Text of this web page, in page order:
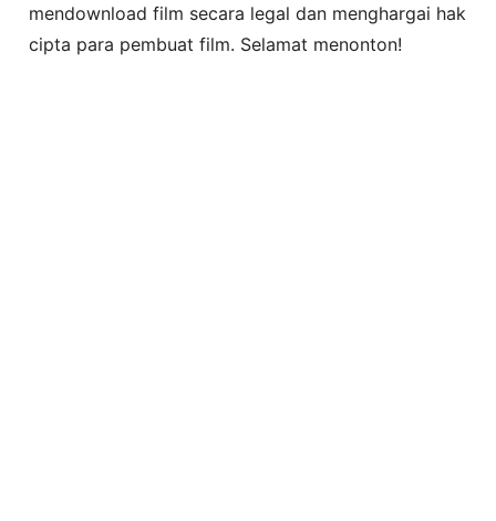
mendownload film secara legal dan menghargai hak
cipta para pembuat film. Selamat menonton!